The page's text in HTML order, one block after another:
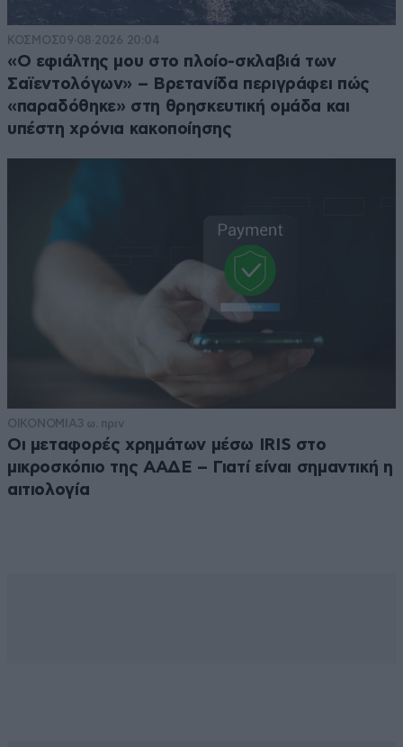
ΚΟΣΜΟΣ09·08·2026 20:04
«Ο εφιάλτης μου στο πλοίο-σκλαβιά των
Σαϊεντολόγων» – Βρετανίδα περιγράφει πώς
«παραδόθηκε» στη θρησκευτική ομάδα και
υπέστη χρόνια κακοποίησης
ΟΙΚΟΝΟΜΙΑ3 ω. πριν
Οι μεταφορές χρημάτων μέσω IRIS στο
μικροσκόπιο της ΑΑΔΕ – Γιατί είναι σημαντική η
αιτιολογία